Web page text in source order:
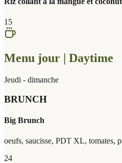
15
Menu jour | Daytime
Jeudi - dimanche
BRUNCH
Big Brunch
oeufs, saucisse, PDT XL, tomates,
24